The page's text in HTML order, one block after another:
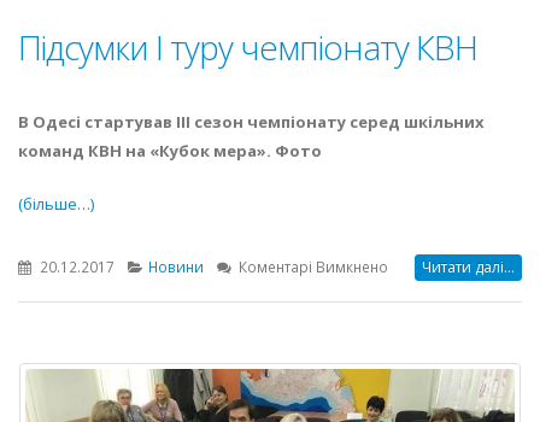
Підсумки І туру чемпіонату КВН
В Одесі стартував ІІІ сезон чемпіонату серед шкільних
команд КВН на «Кубок мера». Фото
(більше…)
20.12.2017 Новини Коментарі Вимкнено
чемпіонату
КВН
Читати далі...